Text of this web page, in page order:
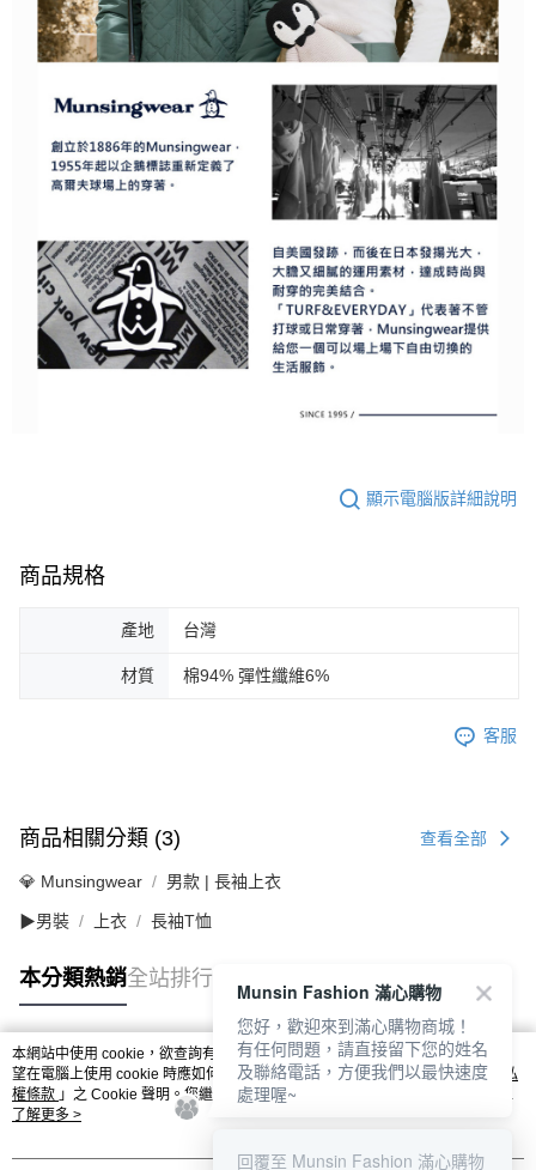
顯示電腦版詳細說明
商品規格
產地 台灣
材質 棉94% 彈性纖維6%
客服
商品相關分類 (3) 查看全部
💎 Munsingwear 男款 | 長袖上衣
▶男裝 上衣 長袖T恤
本分類熱銷全站排行
熱門標籤
本網站中使用 cookie，欲查詢有關本網站使用 cookie 方式之詳情，及若您不希
望在電腦上使用 cookie 時應如何變更電腦的 cookie 設定，請參閱本網站「
隱私
權條款 」之 Cookie 聲明。您繼續使用本網站即表示您同意本公司得按本網站使
用條款之 Cookie 聲明使用 cookie。
了解更多 >
Munsin Fashion 滿心購物
您好，歡迎來到滿心購物商城！
有任何問題，請直接留下您的姓名
及聯絡電話，方便我們以最快速度
處理喔~
回覆至 Munsin Fashion 滿心購物